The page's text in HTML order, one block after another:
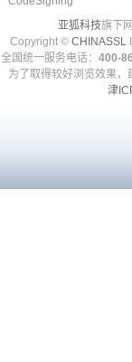
亚狐科技旗下
Copyright © CHINASSL
全国统一服务电话： 400-
为了取得较好浏览效果
津